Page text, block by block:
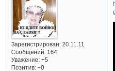
Зарегистрирован: 20.11.11
Сообщений:164
Уважение: +5
Позитив: +0